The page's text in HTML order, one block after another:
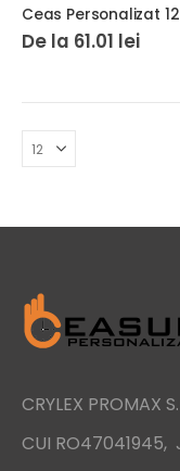
Ceas Personalizat
De la 61.01 lei
CRYLEX PROMAX
CUI